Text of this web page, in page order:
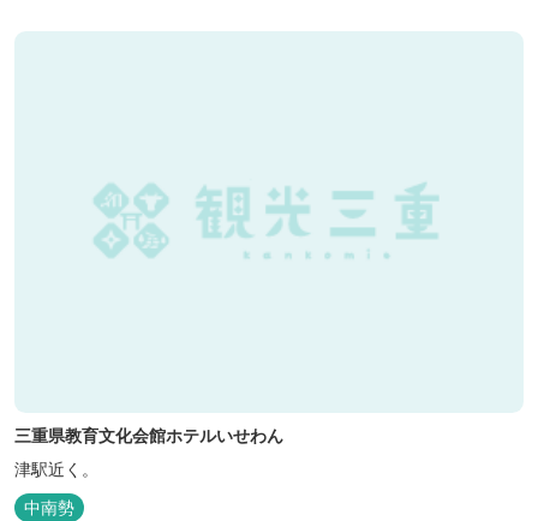
１階…コンビニエンスストア“ローソン” 和食“いせもん本店”...
三重県教育文化会館ホテルいせわん
津駅近く。
中南勢